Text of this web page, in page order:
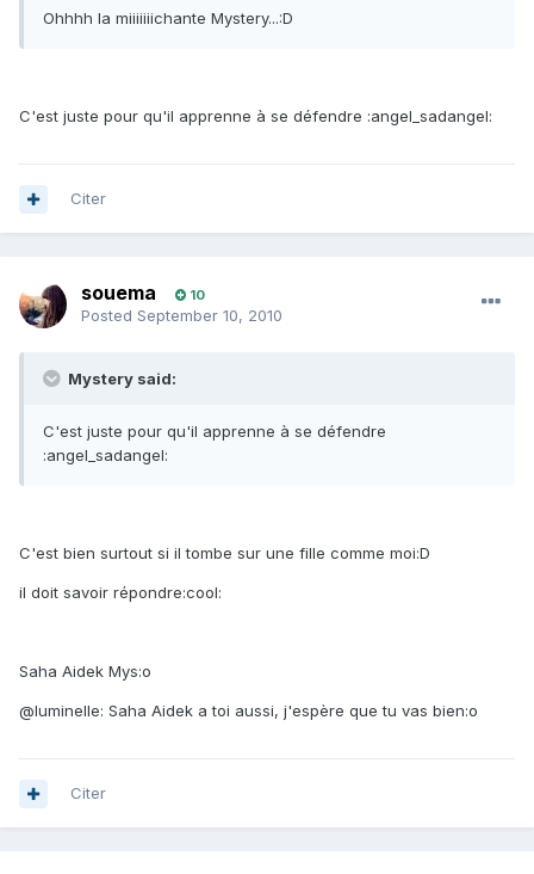
Ohhhh la miiiiiiichante Mystery...:D
C'est juste pour qu'il apprenne à se défendre :angel_sadangel:
Citer
souema 10
Posted September 10, 2010
Mystery said:
C'est juste pour qu'il apprenne à se défendre
:angel_sadangel:
C'est bien surtout si il tombe sur une fille comme moi:D
il doit savoir répondre:cool:
Saha Aidek Mys:o
@luminelle: Saha Aidek a toi aussi, j'espère que tu vas bien:o
Citer